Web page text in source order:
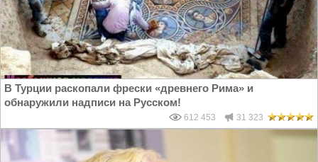
В Турции раскопали фрески «древнего Рима» и
обнаружили надписи на Русском!
612 453 31 323